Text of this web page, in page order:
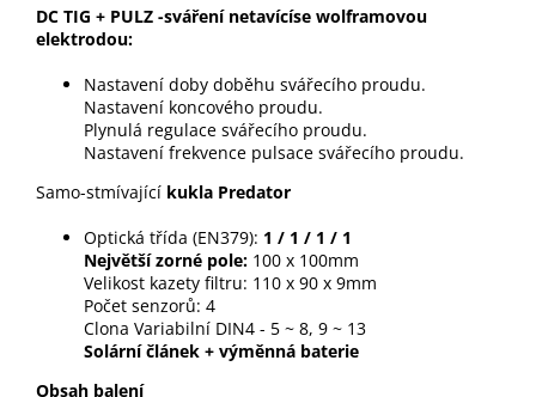
DC TIG + PULZ -sváření netavícíse wolframovou
elektrodou:
Nastavení doby doběhu svářecího proudu.
Nastavení koncového proudu.
Plynulá regulace svářecího proudu.
Nastavení frekvence pulsace svářecího proudu.
Samo-stmívající kukla Predator
Optická třída (EN379): 1 / 1 / 1 / 1
Největší zorné pole: 100 x 100mm
Velikost kazety filtru: 110 x 90 x 9mm
Počet senzorů: 4
Clona Variabilní DIN4 - 5 ~ 8, 9 ~ 13
Solární článek + výměnná baterie
Obsah balení